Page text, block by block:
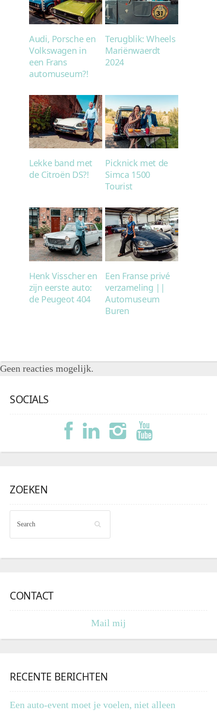
Audi, Porsche en
Volkswagen in
een Frans
automuseum?!
Terugblik: Wheels
Mariënwaerdt
2024
Lekke band met
de Citroën DS?!
Picknick met de
Simca 1500
Tourist
Henk Visscher en
zijn eerste auto:
de Peugeot 404
Een Franse privé
verzameling ||
Automuseum
Buren
Geen reacties mogelijk.
SOCIALS
ZOEKEN
CONTACT
Mail mij
RECENTE BERICHTEN
Een auto-event moet je voelen, niet alleen